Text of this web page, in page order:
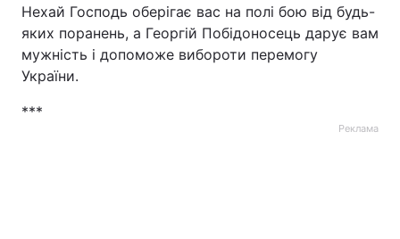
Нехай Господь оберігає вас на полі бою від будь-
яких поранень, а Георгій Побідоносець дарує вам
мужність і допоможе вибороти перемогу
України.
***
Реклама